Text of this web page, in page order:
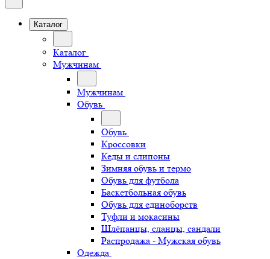
Каталог
Каталог
Мужчинам
Мужчинам
Обувь
Обувь
Кроссовки
Кеды и слипоны
Зимняя обувь и термо
Обувь для футбола
Баскетбольная обувь
Обувь для единоборств
Туфли и мокасины
Шлёпанцы, сланцы, сандали
Распродажа - Мужская обувь
Одежда